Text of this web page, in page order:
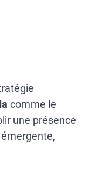
comme le
une présence